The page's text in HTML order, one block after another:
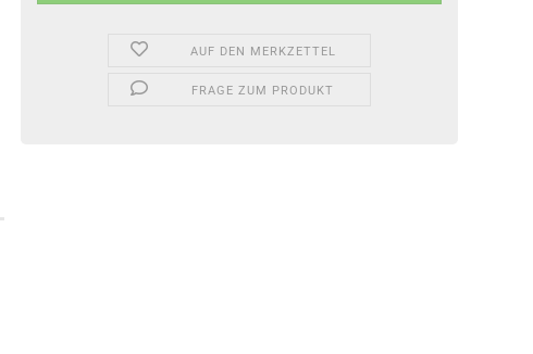
AUF DEN MERKZETTEL
FRAGE ZUM PRODUKT